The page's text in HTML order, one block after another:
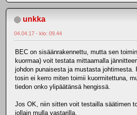
unkka
04.04.17 - klo: 09.44
BEC on sisäänrakennettu, mutta sen
kuormaa) voit testata mittaamalla
johdon punaisesta ja mustasta johtimesta.
tosin ei kerro miten toimii kuormitettuna,
tiedon onko ylipäätänsä hengissä.
Jos OK, niin sitten voit testailla säätimen
jollain mulla vastarilla.